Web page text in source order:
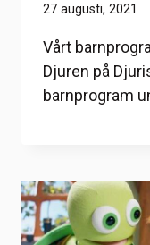
27 augusti, 2021
Vårt
Djuren på
barnprogram